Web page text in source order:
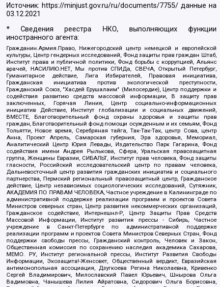
Источник: https://minjust.gov.ru/ru/documents/7755/ данные на
03.12.2021
* Сведения реестра НКО, выполняющих функции
иностранного агента:
Гражданин.Армия.Право, Нижегородский центр немецкой и европейской
культуры, Центр гендерных исследований, Фонд защиты прав граждан Штаб,
Институт права и публичной политики, Фонд борьбы с коррупцией, Альянс
врачей, НАСИЛИЮ.НЕТ, Мы против СПИДа, СВЕЧА, Открытый Петербург,
Гуманитарное действие, Лига Избирателей, Правовая инициатива,
Гражданская инициатива против экологической преступности,
Гражданский Союз, "Хасдей Ерушалаим" (Милосердие), Центр поддержки и
содействия развитию средств массовой информации, В защиту прав
заключенных, Горячая Линия, Центр социально-информационных
инициатив Действие, Институт глобализации и социальных движений,
ВМЕСТЕ, Благотворительный фонд охраны здоровья и защиты прав
граждан, Благотворительный фонд помощи осужденным и их семьям, Фонд
Тольятти, Новое время, Серебряная тайга, Так-Так-Так, центр Сова, центр
Анна, Проект Апрель, Самарская губерния, Эра здоровья, Мемориал,
Аналитический Центр Юрия Левады, Издательство Парк Гагарина, Фонд
содействия имени Андрея Рылькова, Сфера, Уральская правозащитная
группа, Женщины Евразии, СИБАЛЬТ, Институт прав человека, Фонд защиты
гласности, Российский исследовательский центр по правам человека,
Дальневосточный центр развития гражданских инициатив и социального
партнерства, Пермский региональный правозащитный центр, Гражданское
действие, Центр независимых социологических исследований, Сутяжник,
АКАДЕМИЯ ПО ПРАВАМ ЧЕЛОВЕКА, Частное учреждение в Калининграде по
административной поддержке реализации программ и проектов Совета
Министров северных стран, Центр развития некоммерческих организаций,
Гражданское содействие, Интернешнл-Р, Центр Защиты Прав Средств
Массовой Информации, Институт развития прессы - Сибирь, Частное
учреждение в Санкт-Петербурге по административной поддержке
реализации программ и проектов Совета Министров Северных Стран, Фонд
поддержки свободы прессы, Гражданский контроль, Человек и Закон,
Общественная комиссия по сохранению наследия академика Сахарова,
МЕМО. РУ, Институт региональной прессы, Институт Развития Свободы
Информации, Экозащита!-Женсовет, Общественный вердикт, Евразийская
антимонопольная ассоциация, Дзугкоева Регина Николаевна, Кривенко
Сергей Владимирович, Милославский Павел Юрьевич, Шнырова Ольга
Вадимовна, Чанышева Лилия Айратовна, Сидорович Ольга Борисовна,